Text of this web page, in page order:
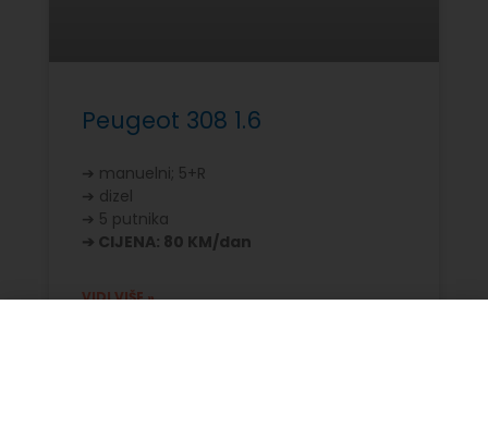
Peugeot 308 1.6
➔ manuelni; 5+R
➔ dizel
➔ 5 putnika
➔ CIJENA: 80 KM/dan
VIDI VIŠE »